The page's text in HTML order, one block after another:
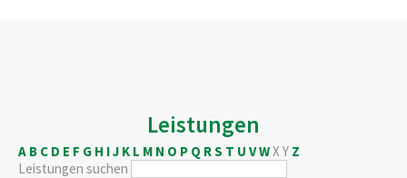
Leistungen
A B C D E F G H IJ K L M N O P Q RS T U VWX Y Z
Leistungen suchen